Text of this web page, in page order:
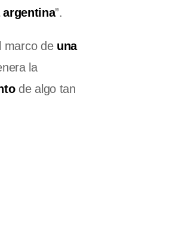
argentina”.
marco de una
la
de algo tan